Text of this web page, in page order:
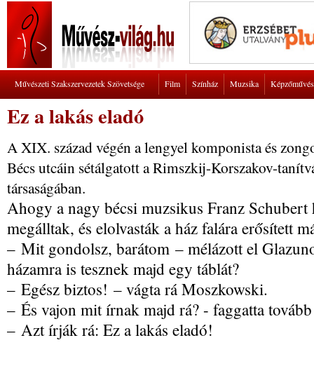
Művészeti Szakszervezetek Szövetsége Film Színház Muzsika
Ez a lakás eladó
A XIX. század végén a lengyel komponista és
Bécs utcáin sétálgatott a Rimszkij-Korszakov-
társaságában.
Ahogy a nagy bécsi muzsikus Franz
megálltak, és elolvasták a ház falára erősített
– Mit gondolsz, barátom – mélázott el
házamra is tesznek majd egy táblát?
– Egész biztos! – vágta rá Moszkowski.
– És vajon mit írnak majd rá? - faggatta
– Azt írják rá: Ez a lakás eladó!